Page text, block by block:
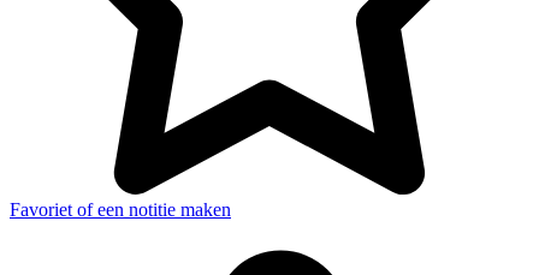
Favoriet of een notitie maken